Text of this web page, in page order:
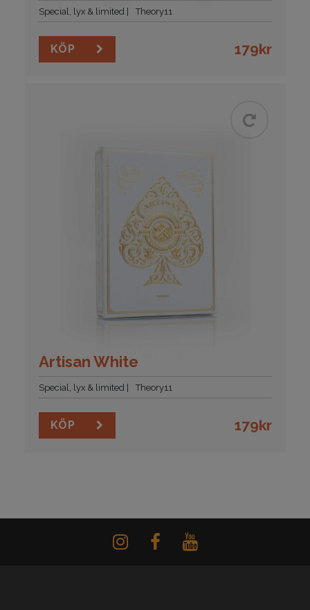
Special, lyx & limited Theory11
KÖP 179kr
Artisan White
Special, lyx & limited Theory11
KÖP 179kr